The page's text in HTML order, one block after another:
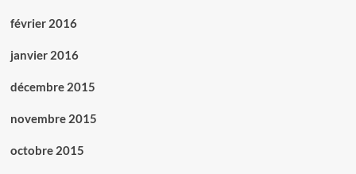
février 2016
janvier 2016
décembre 2015
novembre 2015
octobre 2015